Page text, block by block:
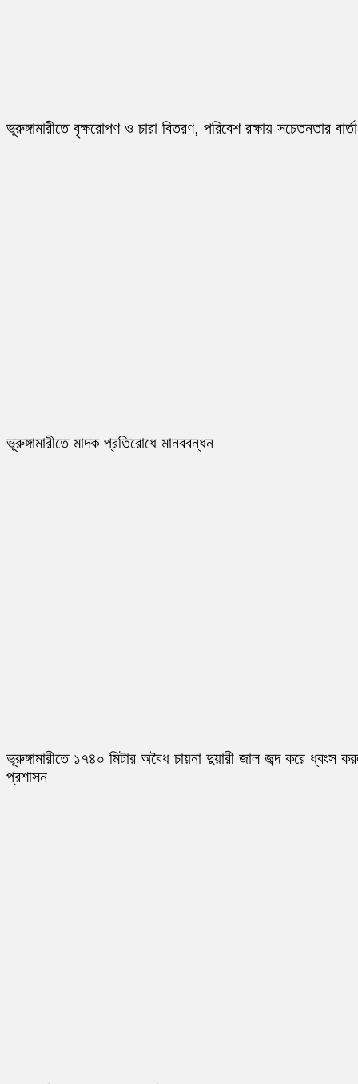
ভূরুঙ্গামারীতে বৃক্ষরোপণ ও চারা বিতরণ, পরিবেশ রক্ষায় সচেতনতার বার্তা
ভূরুঙ্গামারীতে মাদক প্রতিরোধে মানববন্ধন
ভূরুঙ্গামারীতে ১৭৪০ মিটার অবৈধ চায়না দুয়ারী জাল জব্দ করে ধ্বংস
প্রশাসন